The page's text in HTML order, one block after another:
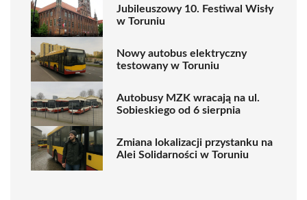
Jubileuszowy 10. Festiwal Wisły
w Toruniu
Nowy autobus elektryczny
testowany w Toruniu
Autobusy MZK wracają na ul.
Sobieskiego od 6 sierpnia
Zmiana lokalizacji przystanku na
Alei Solidarności w Toruniu